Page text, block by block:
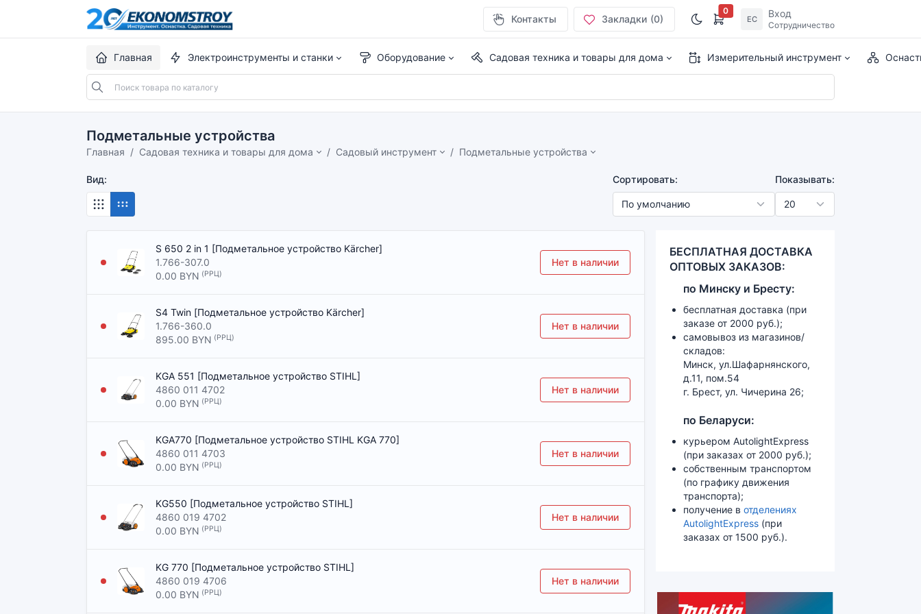
Контакты Закладки (0)
0
ЕС Вход
Сотрудничество
Главная Электроинструменты и станки Оборудование Садовая техника и товары для дома Измерительный инструмент
Подметальные устройства
Главная Садовая техника и товары для дома Садовый инструмент Подметальные устройства
Вид: Сортировать: Показывать:
S 650 2 in 1 [Подметальное устройство Kärcher]
1.766-307.0
0.00 BYN (РРЦ)
Нет в наличии
S4 Twin [Подметальное устройство Kärcher]
1.766-360.0
895.00 BYN (РРЦ)
Нет в наличии
KGA 551 [Подметальное устройство STIHL]
4860 011 4702
0.00 BYN (РРЦ)
Нет в наличии
KGA770 [Подметальное устройство STIHL KGA 770]
4860 011 4703
0.00 BYN (РРЦ)
Нет в наличии
KG550 [Подметальное устройство STIHL]
4860 019 4702
0.00 BYN (РРЦ)
Нет в наличии
KG 770 [Подметальное устройство STIHL]
4860 019 4706
0.00 BYN (РРЦ)
Нет в наличии
БЕСПЛАТНАЯ ДОСТАВКА
ОПТОВЫХ ЗАКАЗОВ:
по Минску и Бресту:
бесплатная доставка (при
заказе от 2000 руб.);
самовывоз из магазинов/
складов:
Минск, ул.Шафарнянского,
д.11, пом.54
г. Брест, ул. Чичерина 26;
по Беларуси:
курьером AutolightExpress
(при заказах от 2000 руб.);
собственным транспортом
(по графику движения
транспорта);
получение в отделениях
AutolightExpress (при
заказах от 1500 руб.).